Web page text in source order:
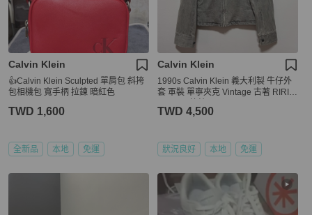
Calvin Klein
👍Calvin Klein Sculpted 單肩包 斜挎
包相機包 寬手柄 拉鍊 暗紅色
TWD 1,600
全新品 本地 免運
Calvin Klein
1990s Calvin Klein 義大利製 牛仔外
套 軍裝 單寧夾克 Vintage 古著 RIRI
TWD 4,500
狀況良好 本地 免運